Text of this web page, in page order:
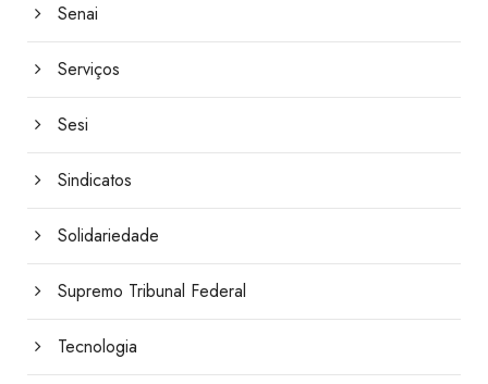
Senai
Serviços
Sesi
Sindicatos
Solidariedade
Supremo Tribunal Federal
Tecnologia